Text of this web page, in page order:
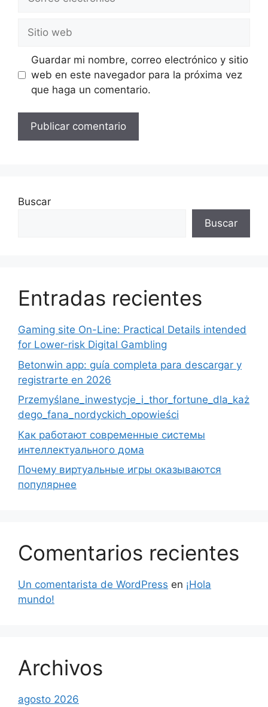
Guardar mi nombre, correo electrónico y sitio
web en este navegador para la próxima vez
que haga un comentario.
Buscar
Buscar
Entradas recientes
Gaming site On-Line: Practical Details intended
for Lower-risk Digital Gambling
Betonwin app: guía completa para descargar y
registrarte en 2026
Przemyślane_inwestycje_i_thor_fortune_dla_każ
dego_fana_nordyckich_opowieści
Как работают современные системы
интеллектуального дома
Почему виртуальные игры оказываются
популярнее
Comentarios recientes
Un comentarista de WordPress en ¡Hola
mundo!
Archivos
agosto 2026